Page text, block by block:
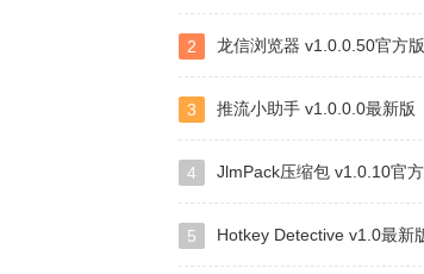
NirSoft SmartSniff
2 龙信浏览器 v1.0.0.50官方版
3 推流小助手 v1.0.0.0最新版
4 JlmPack压缩包 v1.0.10官
5 Hotkey Detective v1.0最新